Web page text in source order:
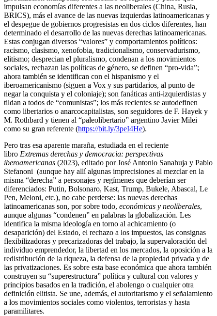
impulsan economías diferentes a las neoliberales (China, Rusia,
BRICS), más el avance de las nuevas izquierdas latinoamericanas y
el despegue de gobiernos progresistas en dos ciclos diferentes, han
determinado el desarrollo de las nuevas derechas latinoamericanas.
Estas conjugan diversos “valores” y comportamientos políticos:
racismo, clasismo, xenofobia, tradicionalismo, conservadurismo,
elitismo; desprecian el pluralismo, condenan a los movimientos
sociales, rechazan las políticas de género, se definen “pro-vida”;
ahora también se identifican con el hispanismo y el
iberoamericanismo (siguen a Vox y sus partidarios, al punto de
negar la conquista y el coloniaje); son fanáticas anti-izquierdistas y
tildan a todos de “comunistas”; los más recientes se autodefinen
como libertarios o anarcocapitalistas, son seguidores de F. Hayek y
M. Rothbard y tienen al “paleolibertario” argentino Javier Milei
como su gran referente (https://bit.ly/3peI4He).
Pero tras esa aparente maraña, estudiada en el reciente
libro Extremas derechas y democracia: perspectivas
iberoamericanas (2023), editado por José Antonio Sanahuja y Pablo
Stefanoni (aunque hay allí algunas imprecisiones al mezclar en la
misma “derecha” a personajes y regímenes que deberían ser
diferenciados: Putin, Bolsonaro, Kast, Trump, Bukele, Abascal, Le
Pen, Meloni, etc.), no cabe perderse: las nuevas derechas
latinoamericanas son, por sobre todo, económicas y neoliberales,
aunque algunas “condenen” en palabras la globalización. Les
identifica la misma ideología en torno al achicamiento (o
desaparición) del Estado, el rechazo a los impuestos, las consignas
flexibilizadoras y precarizadoras del trabajo, la supervaloración del
individuo emprendedor, la libertad en los mercados, la oposición a la
redistribución de la riqueza, la defensa de la propiedad privada y de
las privatizaciones. Es sobre esta base económica que ahora también
construyen su “superestructura” política y cultural con valores y
principios basados en la tradición, el abolengo o cualquier otra
definición elitista. Se une, además, el autoritarismo y el señalamiento
a los movimientos sociales como violentos, terroristas y hasta
paramilitares.